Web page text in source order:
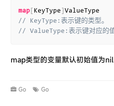
map KeyType
// KeyType:表示键的类型。
// ValueType:表示键对应的值
map类型的变量默认初始值为
Go Go